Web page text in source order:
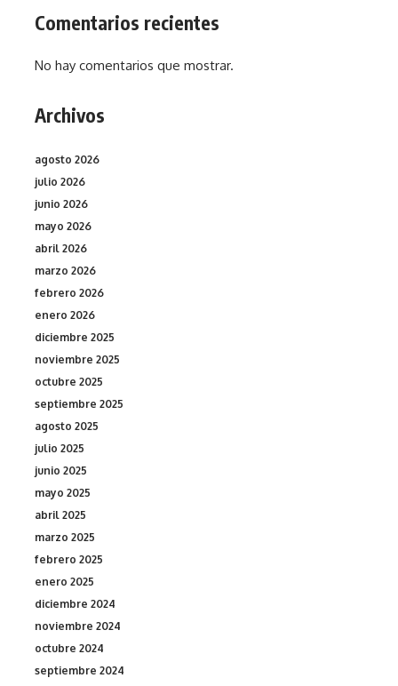
Comentarios recientes
No hay comentarios que mostrar.
Archivos
agosto 2026
julio 2026
junio 2026
mayo 2026
abril 2026
marzo 2026
febrero 2026
enero 2026
diciembre 2025
noviembre 2025
octubre 2025
septiembre 2025
agosto 2025
julio 2025
junio 2025
mayo 2025
abril 2025
marzo 2025
febrero 2025
enero 2025
diciembre 2024
noviembre 2024
octubre 2024
septiembre 2024